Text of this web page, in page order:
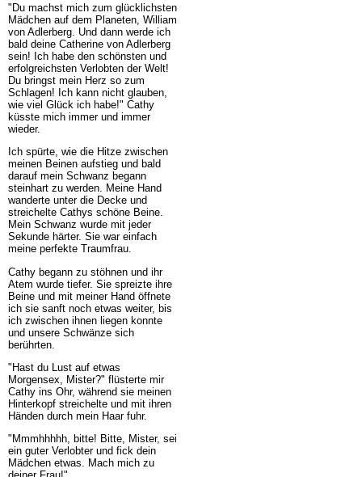
"Du machst mich zum glücklichsten
Mädchen auf dem Planeten, William
von Adlerberg. Und dann werde ich
bald deine Catherine von Adlerberg
sein! Ich habe den schönsten und
erfolgreichsten Verlobten der Welt!
Du bringst mein Herz so zum
Schlagen! Ich kann nicht glauben,
wie viel Glück ich habe!" Cathy
küsste mich immer und immer
wieder.
Ich spürte, wie die Hitze zwischen
meinen Beinen aufstieg und bald
darauf mein Schwanz begann
steinhart zu werden. Meine Hand
wanderte unter die Decke und
streichelte Cathys schöne Beine.
Mein Schwanz wurde mit jeder
Sekunde härter. Sie war einfach
meine perfekte Traumfrau.
Cathy begann zu stöhnen und ihr
Atem wurde tiefer. Sie spreizte ihre
Beine und mit meiner Hand öffnete
ich sie sanft noch etwas weiter, bis
ich zwischen ihnen liegen konnte
und unsere Schwänze sich
berührten.
"Hast du Lust auf etwas
Morgensex, Mister?" flüsterte mir
Cathy ins Ohr, während sie meinen
Hinterkopf streichelte und mit ihren
Händen durch mein Haar fuhr.
"Mmmhhhhh, bitte! Bitte, Mister, sei
ein guter Verlobter und fick dein
Mädchen etwas. Mach mich zu